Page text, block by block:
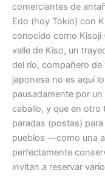
comerciantes de
Edo (hoy Tokio) con
conocido como Kisoji
valle de Kiso, un
del río, compañero de
japonesa no es aquí
pausadamente por
caballo, y que en otro
paradas (postas)
pueblos —como una
perfectamente
invitan a reservar